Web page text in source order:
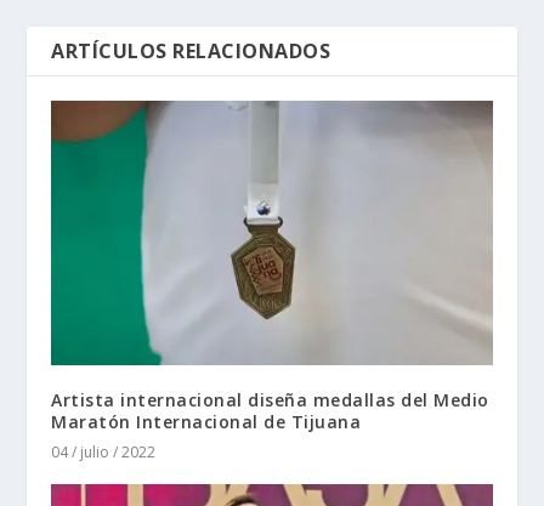
ARTÍCULOS RELACIONADOS
Artista internacional diseña medallas del Medio
Maratón Internacional de Tijuana
04 / julio / 2022